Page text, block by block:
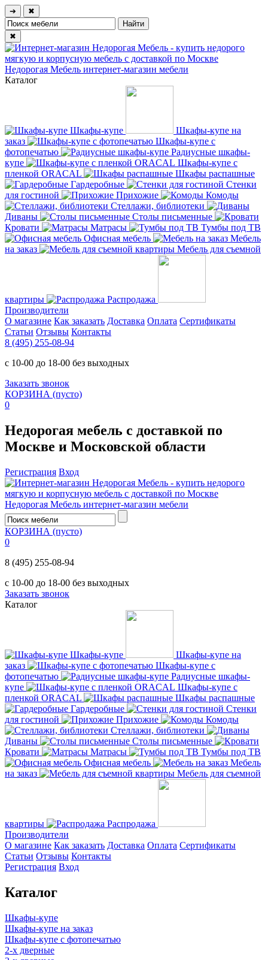
➔ ✖
✖
Недорогая Мебель интернет-магазин мебели
Каталог
Шкафы-купе
Шкафы-купе на
заказ
Шкафы-купе с
фотопечатью
Радиусные шкафы-
купе
Шкафы-купе с
пленкой ORACAL
Шкафы распашные
Гардеробные
Стенки
для гостиной
Прихожие
Комоды
Стеллажи, библиотеки
Диваны
Столы письменные
Кровати
Матрасы
Тумбы под ТВ
Офисная мебель
Мебель
на заказ
Мебель для съемной
квартиры
Распродажа
Производители
О магазине Как заказать Доставка Оплата Сертификаты
Статьи Отзывы Контакты
8 (495) 255-08-94
с 10-00 до 18-00 без выходных
Заказать звонок
КОРЗИНА (пусто)
0
Недорогая мебель с доставкой по
Москве и Московской области
Регистрация Вход
Недорогая Мебель интернет-магазин мебели
КОРЗИНА (пусто)
0
8 (495) 255-08-94
с 10-00 до 18-00 без выходных
Заказать звонок
Каталог
Шкафы-купе
Шкафы-купе на
заказ
Шкафы-купе с
фотопечатью
Радиусные шкафы-
купе
Шкафы-купе с
пленкой ORACAL
Шкафы распашные
Гардеробные
Стенки
для гостиной
Прихожие
Комоды
Стеллажи, библиотеки
Диваны
Столы письменные
Кровати
Матрасы
Тумбы под ТВ
Офисная мебель
Мебель
на заказ
Мебель для съемной
квартиры
Распродажа
Производители
О магазине Как заказать Доставка Оплата Сертификаты
Статьи Отзывы Контакты
Регистрация Вход
Каталог
Шкафы-купе
Шкафы-купе на заказ
Шкафы-купе с фотопечатью
2-х дверные